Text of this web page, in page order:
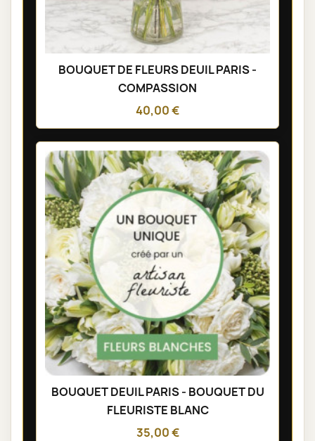
BOUQUET DE FLEURS DEUIL PARIS -
COMPASSION
40,00 €
BOUQUET DEUIL PARIS - BOUQUET DU
FLEURISTE BLANC
35,00 €